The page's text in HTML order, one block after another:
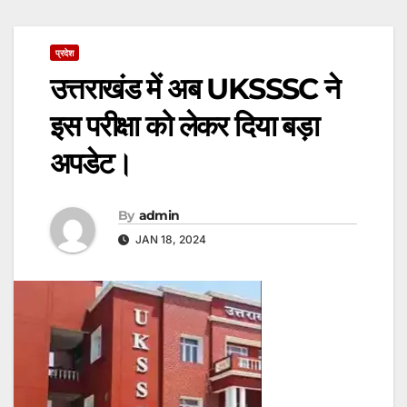
प्रदेश
उत्तराखंड में अब UKSSSC ने
इस परीक्षा को लेकर दिया बड़ा
अपडेट।
By admin
JAN 18, 2024